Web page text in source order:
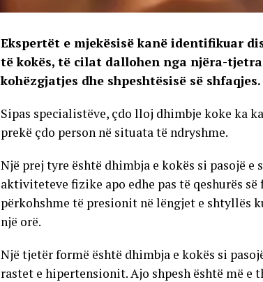
Ekspertët e mjekësisë kanë identifikuar
të kokës, të cilat dallohen nga njëra-
kohëzgjatjes dhe shpeshtësisë së shfaqjes.
Sipas specialistëve, çdo lloj dhimbje koke ka
prekë çdo person në situata të ndryshme.
Një prej tyre është dhimbja e kokës si pasojë
aktiviteteve fizike apo edhe pas të qeshurës
përkohshme të presionit në lëngjet e shtyllës
një orë.
Një tjetër formë është dhimbja e kokës si
rastet e hipertensionit. Ajo shpesh është më e